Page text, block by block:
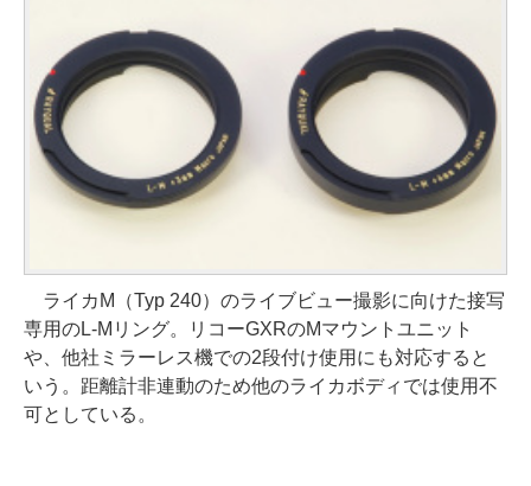
ライカM（Typ 240）のライブビュー撮影に向けた接写
専用のL-Mリング。リコーGXRのMマウントユニット
や、他社ミラーレス機での2段付け使用にも対応すると
いう。距離計非連動のため他のライカボディでは使用不
可としている。